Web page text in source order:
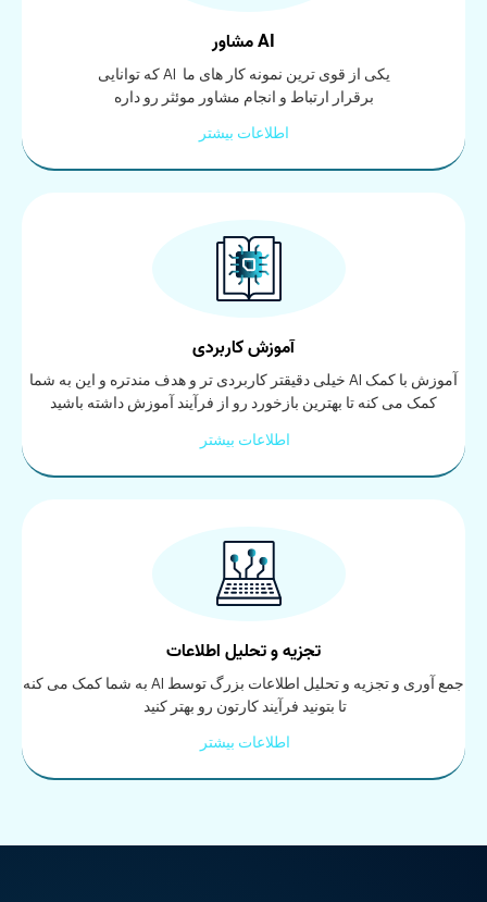
AI مشاور
یکی از قوی ترین نمونه کار های ما AI که توانایی
برقرار ارتباط و انجام مشاور موئثر رو داره
اطلاعات بیشتر
آموزش کاربردی
آموزش با کمک AI خیلی دقیقتر کاربردی تر و هدف مندتره و این به شما
کمک می کنه تا بهترین بازخورد رو از فرآیند آموزش داشته باشید
اطلاعات بیشتر
تجزیه و تحلیل اطلاعات
جمع آوری و تجزیه و تحلیل اطلاعات بزرگ توسط AI به شما کمک می کنه
تا بتونید فرآیند کارتون رو بهتر کنید
اطلاعات بیشتر